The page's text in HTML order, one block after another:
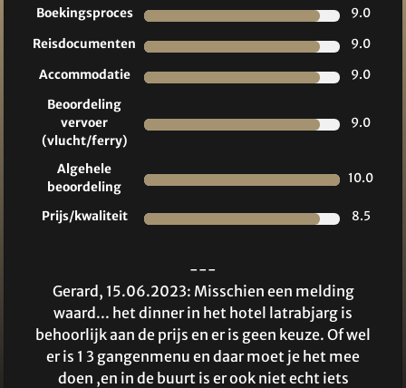
Boekingsproces
9.0
Reisdocumenten
9.0
Accommodatie
9.0
Beoordeling
vervoer
(vlucht/ferry)
9.0
Algehele
beoordeling
10.0
Prijs/kwaliteit 8.5
---
Gerard, 15.06.2023: Misschien een melding
waard... het dinner in het hotel latrabjarg is
behoorlijk aan de prijs en er is geen keuze. Of wel
er is 1 3 gangenmenu en daar moet je het mee
doen ,en in de buurt is er ook niet echt iets